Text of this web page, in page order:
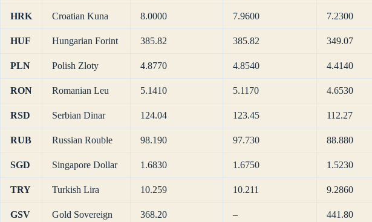
HRK Croatian Kuna 8.0000 7.9600 7.2300
HUF Hungarian Forint 385.82 385.82 349.07
PLN Polish Zloty 4.8770 4.8540 4.4140
RON Romanian Leu 5.1410 5.1170 4.6530
RSD Serbian Dinar 124.04 123.45 112.27
RUB Russian Rouble 98.190 97.730 88.880
SGD Singapore Dollar 1.6830 1.6750 1.5230
TRY Turkish Lira 10.259 10.211 9.2860
GSV Gold Sovereign 368.20 – 441.80